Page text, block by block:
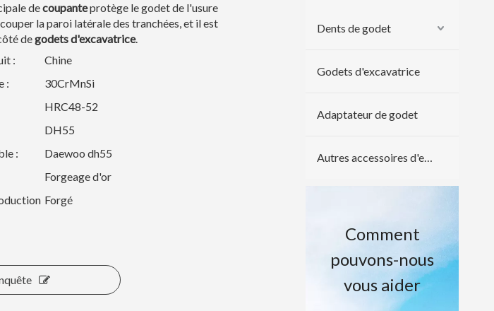
decoupanteprotège le godet de l'usure
la paroi latérale des tranchées, et il est
degodets d'excavatrice.
:
Chine
:
30CrMnSi
HRC48-52
DH55
:
Daewoo dh55
Forgeage d'or
Forgé
Dents de godet
Godets d'excavatrice
Adaptateur de godet
Autres accessoires d'excavatrice
Comment
pouvons-nous
vous aider